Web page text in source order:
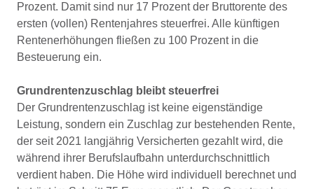
Prozent. Damit sind nur 17 Prozent der Bruttorente des
ersten (vollen) Rentenjahres steuerfrei. Alle künftigen
Rentenerhöhungen fließen zu 100 Prozent in die
Besteuerung ein.
Grundrentenzuschlag bleibt steuerfrei
Der Grundrentenzuschlag ist keine eigenständige
Leistung, sondern ein Zuschlag zur bestehenden Rente,
der seit 2021 langjährig Versicherten gezahlt wird, die
während ihrer Berufslaufbahn unterdurchschnittlich
verdient haben. Die Höhe wird individuell berechnet und